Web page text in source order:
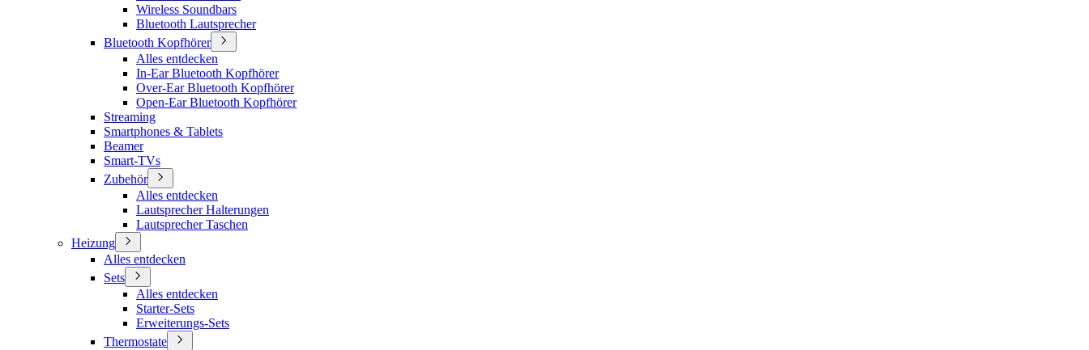
Wireless Soundbars
Bluetooth Lautsprecher
Bluetooth Kopfhörer
Alles entdecken
In-Ear Bluetooth Kopfhörer
Over-Ear Bluetooth Kopfhörer
Open-Ear Bluetooth Kopfhörer
Streaming
Smartphones & Tablets
Beamer
Smart-TVs
Zubehör
Alles entdecken
Lautsprecher Halterungen
Lautsprecher Taschen
Heizung
Alles entdecken
Sets
Alles entdecken
Starter-Sets
Erweiterungs-Sets
Thermostate